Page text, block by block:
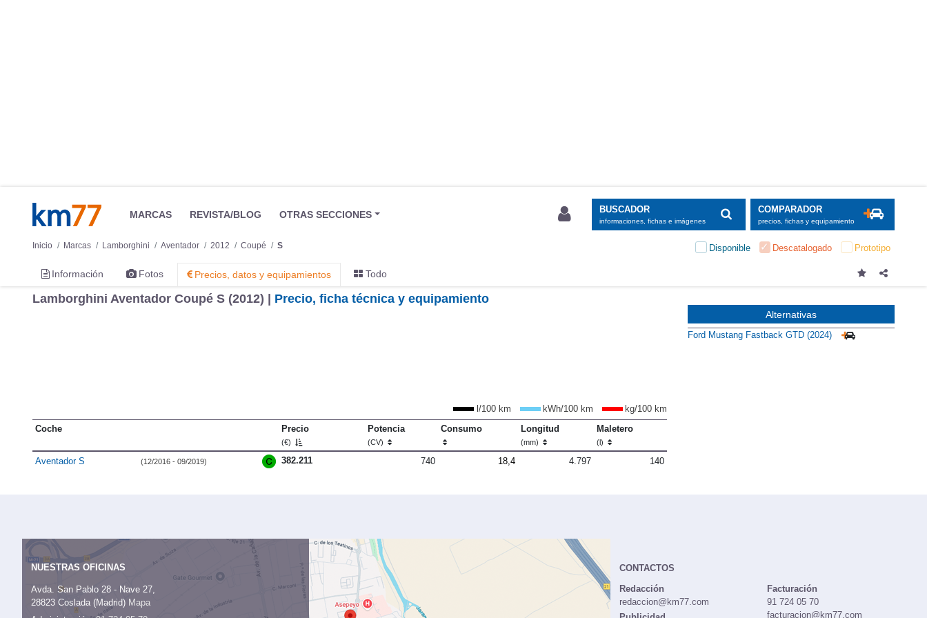
MARCAS REVISTA/BLOG OTRAS SECCIONES BUSCADOR
informaciones, fichas e imágenes
COMPARADOR
precios, fichas y equipamiento
Inicio Marcas Lamborghini Aventador 2012 Coupé S Disponible Descatalogado Prototipo
Información Fotos Precios, datos y equipamientos Todo
Lamborghini Aventador Coupé S (2012) | Precio, ficha técnica y equipamiento
l/100 km kWh/100 km
kg/100 km
Coche
Precio
(€)
Potencia
(CV)
Consumo Longitud
(mm)
Maletero
(l)
Aventador S (12/2016 - 09/2019) 382.211 740 18,4 4.797 140
Alternativas
Ford Mustang Fastback GTD (2024)
NUESTRAS OFICINAS
Avda. San Pablo 28 - Nave 27,
28823 Coslada (Madrid) Mapa
CONTACTOS
Redacción
redaccion@km77.com
Facturación
91 724 05 70
facturacion@km77.com